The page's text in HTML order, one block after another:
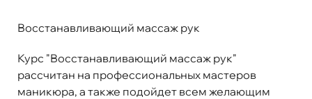
Восстанавливающий массаж рук
Курс "Восстанавливающий массаж рук"
рассчитан на профессиональных мастеров
маникюра, а также подойдет всем желающим